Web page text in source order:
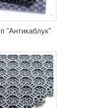
"Антикаблук"